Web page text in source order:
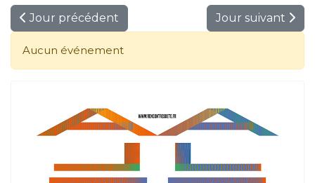
Jour précédent Jour suivant
Aucun événement